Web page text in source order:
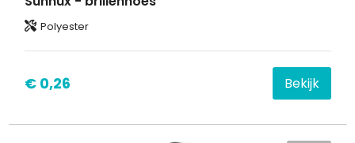
Polyester
€ 0,26 Bekijk